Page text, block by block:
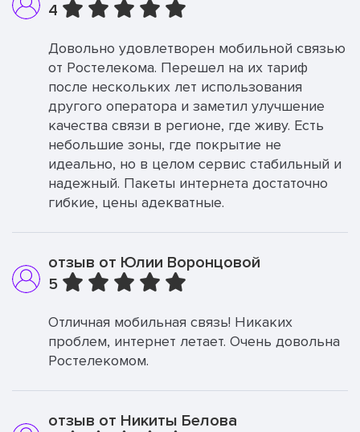
4
Довольно удовлетворен мобильной связью
от Ростелекома. Перешел на их тариф
после нескольких лет использования
другого оператора и заметил улучшение
качества связи в регионе, где живу. Есть
небольшие зоны, где покрытие не
идеально, но в целом сервис стабильный и
надежный. Пакеты интернета достаточно
гибкие, цены адекватные.
отзыв от Юлии Воронцовой
5
Отличная мобильная связь! Никаких
проблем, интернет летает. Очень довольна
Ростелекомом.
отзыв от Никиты Белова